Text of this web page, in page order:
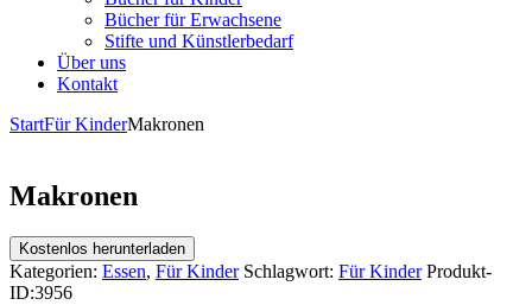
Bücher für Erwachsene
Stifte und Künstlerbedarf
Über uns
Kontakt
StartFür KinderMakronen
Makronen
Kostenlos herunterladen
Kategorien: Essen, Für Kinder Schlagwort: Für Kinder Produkt-
ID:3956